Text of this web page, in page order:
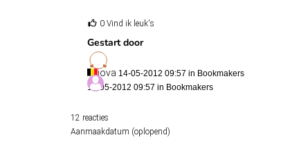
Uw account is gesloten wegens vele
Controleer s.v.p. of uw gebruikersnaam
Onze klantenservice helpt u graag uw
"Geef ons aub de volgende gegevens: uw
Wat ik dus zondagvoormiddag meteen
MAAR... Ik was nog slaperig en heb toen
0 Vind ik leuk's
Gestart door
jova 14-05-2012 09:57 in Bookmakers
14-05-2012 09:57 in Bookmakers
12 reacties
Aanmaakdatum (oplopend)